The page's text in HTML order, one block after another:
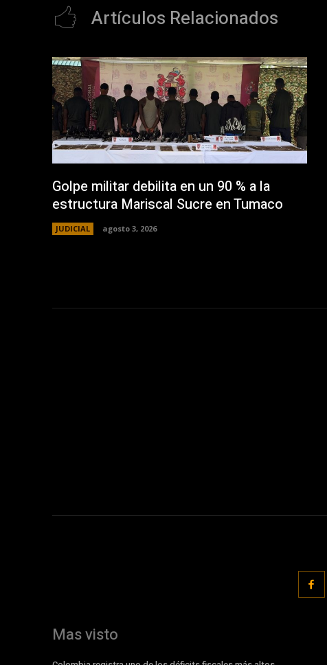
Artículos Relacionados
Golpe militar debilita en un 90 % a la
estructura Mariscal Sucre en Tumaco
JUDICIAL agosto 3, 2026
Mas visto